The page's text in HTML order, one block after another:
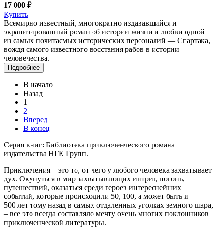
17 000 ₽
Купить
Всемирно известный, многократно издававшийся и
экранизированный роман об истории жизни и любви одной
из самых почитаемых исторических персоналий — Спартака,
вождя самого известного восстания рабов в истории
человечества.
Подробнее
В начало
Назад
1
2
Вперед
В конец
Серия книг: Библиотека приключенческого романа
издательства НГК Групп.
Приключения – это то, от чего у любого человека захватывает
дух. Окунуться в мир захватывающих интриг, погонь,
путешествий, оказаться среди героев интереснейших
событий, которые происходили 50, 100, а может быть и
500 лет тому назад в самых отдаленных уголках земного шара,
– все это всегда составляло мечту очень многих поклонников
приключенческой литературы.